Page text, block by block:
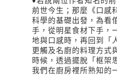
前世今生；那麼《口感
科學的基礎出發，為看
手，從明星食材下手，
地與口感時，再回到「
更觸及名廚的料理方式
時候，透過擺脫「框架
我們在廚房裡所熟知的